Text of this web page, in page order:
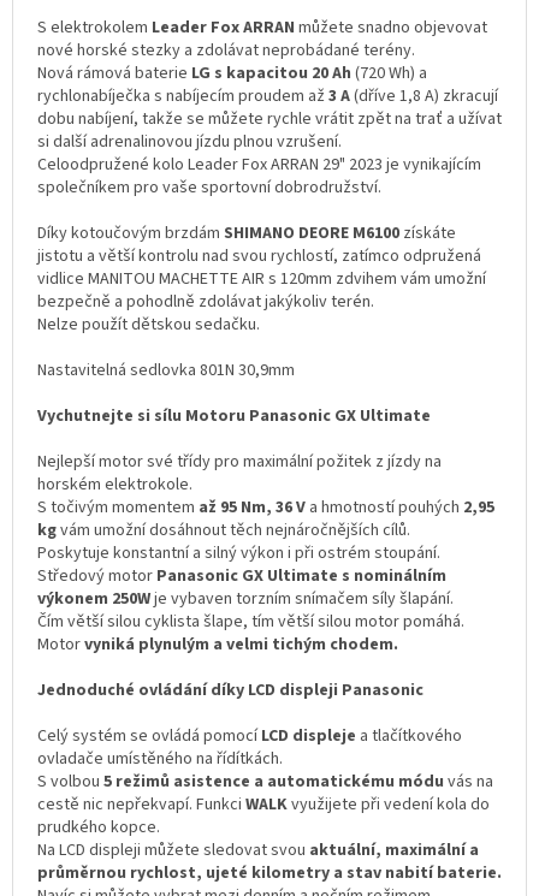
S elektrokolem Leader Fox ARRAN můžete snadno objevovat
nové horské stezky a zdolávat neprobádané terény.
Nová rámová baterie LG s kapacitou 20 Ah (720 Wh) a
rychlonabíječka s nabíjecím proudem až 3 A(dříve 1,8 A) zkracují
dobu nabíjení, takže se můžete rychle vrátit zpět na trať a užívat
si další adrenalinovou jízdu plnou vzrušení.
Celoodpružené kolo Leader Fox ARRAN 29" 2023 je vynikajícím
společníkem pro vaše sportovní dobrodružství.
Díky kotoučovým brzdám SHIMANO DEORE M6100 získáte
jistotu a větší kontrolu nad svou rychlostí, zatímco odpružená
vidlice MANITOU MACHETTE AIR s 120mm zdvihem vám umožní
bezpečně a pohodlně zdolávat jakýkoliv terén.
Nelze použít dětskou sedačku.
Nastavitelná sedlovka 801N 30,9mm
Vychutnejte si sílu Motoru Panasonic GX Ultimate
Nejlepší motor své třídy pro maximální požitek z jízdy na
horském elektrokole.
S točivým momentem až 95 Nm, 36 V a hmotností pouhých 2,95
kgvám umožní dosáhnout těch nejnáročnějších cílů.
Poskytuje konstantní a silný výkon i při ostrém stoupání.
Středový motor Panasonic GX Ultimate s nominálním
výkonem 250Wje vybaven torzním snímačem síly šlapání.
Čím větší silou cyklista šlape, tím větší silou motor pomáhá.
Motorvyniká plynulým a velmi tichým chodem.
Jednoduché ovládání díky LCD displeji Panasonic
Celý systém se ovládá pomocíLCD displeje a tlačítkového
ovladače umístěného na řídítkách.
S volbou 5 režimů asistence a automatickému módu vás na
cestě nic nepřekvapí. Funkci WALKvyužijete při vedení kola do
prudkého kopce.
Na LCD displeji můžete sledovat svou aktuální, maximální a
průměrnou rychlost, ujeté kilometry a stav nabití baterie.